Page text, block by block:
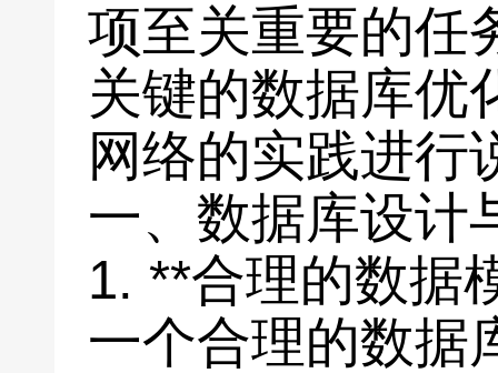
项至关重要的任
关键的数据库优
网络的实践进行
一、数据库设计
1. **合理的数据
一个合理的数据